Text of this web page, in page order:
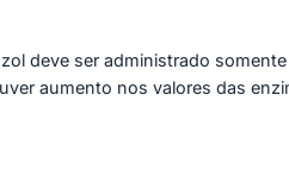
deve ser administrado
aumento nos valores das